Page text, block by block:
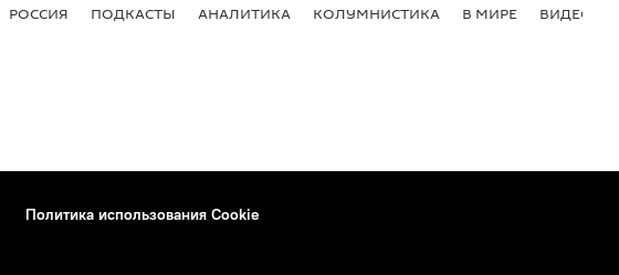
РОССИЯ ПОДКАСТЫ АНАЛИТИКА КОЛУМНИСТИКА В МИРЕ ВИДЕО
Политика использования Cookie